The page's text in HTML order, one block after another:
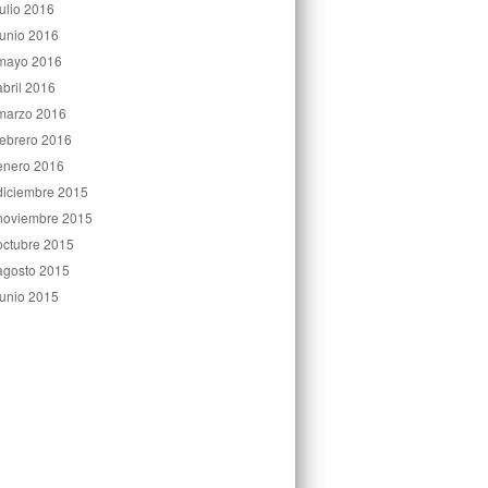
2016
2016
2016
2016
2016
2016
2016
2015
2015
2015
2015
2015